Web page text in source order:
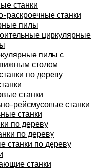
станки
раскроечные станки
пилы
циркулярные
пилы с
столом
по дереву
станки
рейсмусовые станки
станки
по дереву
по дереву
станки по дереву
станки